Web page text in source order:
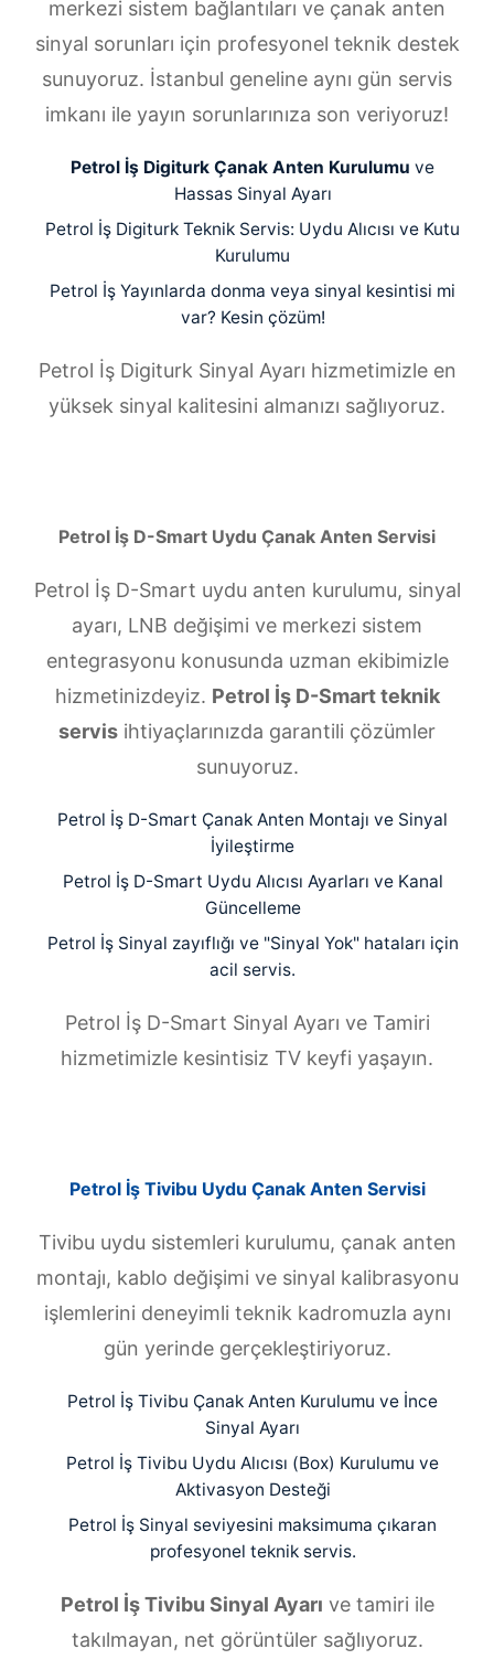
merkezi sistem bağlantıları ve çanak anten
sinyal sorunları için profesyonel teknik destek
sunuyoruz. İstanbul geneline aynı gün servis
imkanı ile yayın sorunlarınıza son veriyoruz!
Petrol İş Digiturk Çanak Anten Kurulumu ve
Hassas Sinyal Ayarı
Petrol İş Digiturk Teknik Servis: Uydu Alıcısı ve Kutu
Kurulumu
Petrol İş Yayınlarda donma veya sinyal kesintisi mi
var? Kesin çözüm!
Petrol İş Digiturk Sinyal Ayarı hizmetimizle en
yüksek sinyal kalitesini almanızı sağlıyoruz.
Petrol İş D-Smart Uydu Çanak Anten Servisi
Petrol İş D-Smart uydu anten kurulumu, sinyal
ayarı, LNB değişimi ve merkezi sistem
entegrasyonu konusunda uzman ekibimizle
hizmetinizdeyiz. Petrol İş D-Smart teknik
servis ihtiyaçlarınızda garantili çözümler
sunuyoruz.
Petrol İş D-Smart Çanak Anten Montajı ve Sinyal
İyileştirme
Petrol İş D-Smart Uydu Alıcısı Ayarları ve Kanal
Güncelleme
Petrol İş Sinyal zayıflığı ve "Sinyal Yok" hataları için
acil servis.
Petrol İş D-Smart Sinyal Ayarı ve Tamiri
hizmetimizle kesintisiz TV keyfi yaşayın.
Petrol İş Tivibu Uydu Çanak Anten Servisi
Tivibu uydu sistemleri kurulumu, çanak anten
montajı, kablo değişimi ve sinyal kalibrasyonu
işlemlerini deneyimli teknik kadromuzla aynı
gün yerinde gerçekleştiriyoruz.
Petrol İş Tivibu Çanak Anten Kurulumu ve İnce
Sinyal Ayarı
Petrol İş Tivibu Uydu Alıcısı (Box) Kurulumu ve
Aktivasyon Desteği
Petrol İş Sinyal seviyesini maksimuma çıkaran
profesyonel teknik servis.
Petrol İş Tivibu Sinyal Ayarı ve tamiri ile
takılmayan, net görüntüler sağlıyoruz.